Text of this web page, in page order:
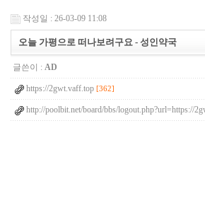
작성일 : 26-03-09 11:08
오늘 가평으로 떠나보려구요 - 성인약국
글쓴이 : AD
https://2gwt.vaff.top [362]
http://poolbit.net/board/bbs/logout.php?url=https://